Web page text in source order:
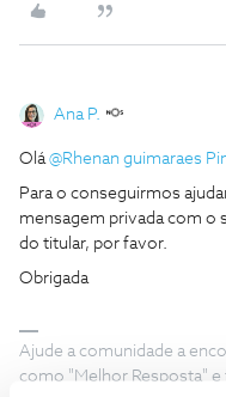
Ana P.
Olá@Rhenan guimaraes
Para o conseguirmos
mensagem privada com o
do titular, por favor.
Obrigada
Ajude a comunidade a
como "Melhor Resposta"